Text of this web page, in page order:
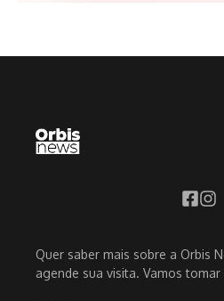
Quer saber mais sobre a Orbis
agende sua visita. Vamos tomar